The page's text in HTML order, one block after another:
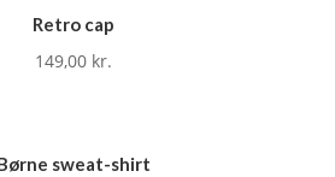
Retro cap
149,00 kr.
sweat-shirt